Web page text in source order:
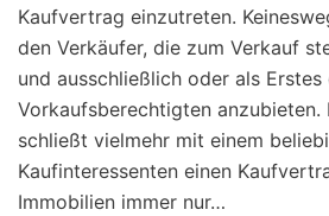
Kaufvertrag einzutreten.
den Verkäufer, die zum Verkauf
und ausschließlich oder als Erstes
Vorkaufsberechtigten anzubieten.
schließt vielmehr mit einem
Kaufinteressenten einen
Immobilien immer nur…